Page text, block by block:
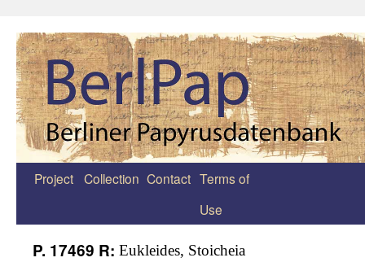
Zum
Project Collection Contact Terms of
Use
P. 17469 R: Eukleides, Stoicheia